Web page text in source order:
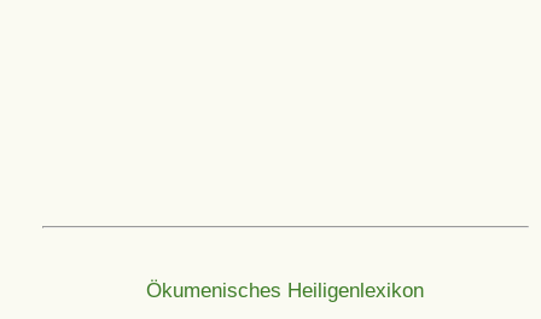
Ökumenisches Heiligenlexikon